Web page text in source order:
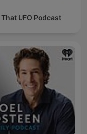
That UFO Podcast